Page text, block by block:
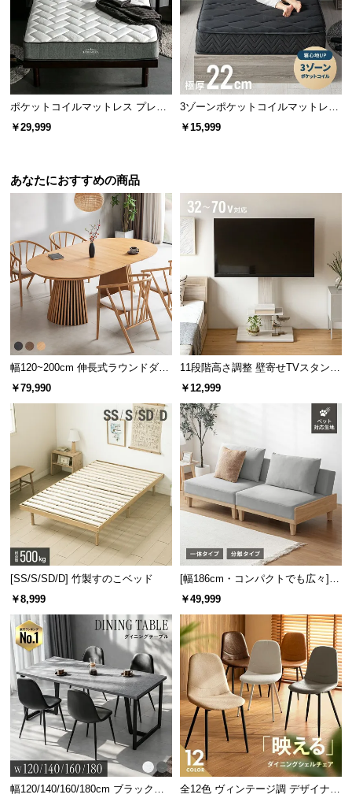
ポケットコイルマットレス プレミ
アム 厚さ20cm D
￥29,999
3ゾーンポケットコイルマットレス
厚さ22cm SD ブラック
￥15,999
あなたにおすすめの商品
幅120~200cm 伸長式ラウンドダイ
ニングテーブル 6人掛け 天然木突
￥79,990
11段階高さ調整 壁寄せTVスタンド
キャスター付き 上下左右角度調節
￥12,999
[SS/S/SD/D] 竹製すのこベッド
￥8,999
[幅186cm・コンパクトでも広々] 3
人掛けソファベッド リクライニン
グ 天然木フレーム 北欧
￥49,999
幅120/140/160/180cm ブラックフ
全12色 ヴィンテージ調 デザイナー